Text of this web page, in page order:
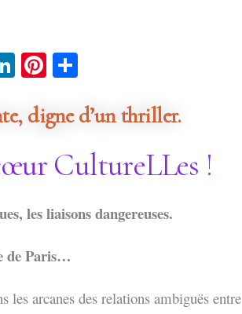
LinkedIn
Pinterest
digne d’un thriller.
CultureLLes !
les liaisons dangereuses.
de Paris…
les arcanes des relations ambiguës entre